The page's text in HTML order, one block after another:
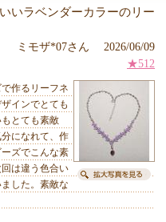
いラベンダーカラーのリー
ミモザ*07さん 2026/06/09
★512
作るリーフネ
インでとても
とても素敵
になれて、作
ズでこんな素
は違う色合い
した。素敵な